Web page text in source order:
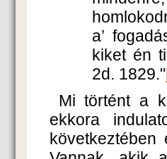
a’
kiket én
2d. 1829."
Mi történt a
ekkora